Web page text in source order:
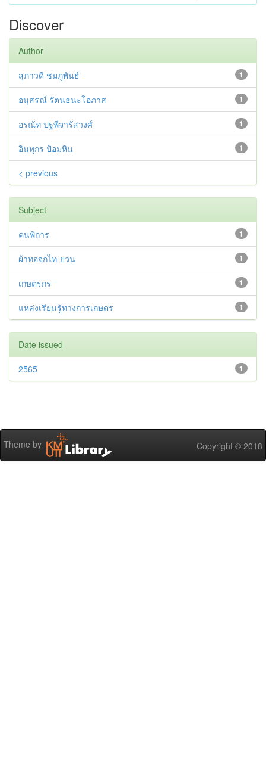
Discover
Author
1
สุภาวดี ชมภูพันธ์
1
อนุสรณ์ รัตนธนะโอภาส
1
อรณัท ปฐพีจารัสวงศ์
1
อินทุกร ป้อมหิน
< previous
Subject
1
คนพิการ
1
ผ้าทอจกไท-ยวน
1
เกษตรกร
1
แหล่งเรียนรู้ทางการเกษตร
Date issued
1
2565
Theme by Copyright © 2018